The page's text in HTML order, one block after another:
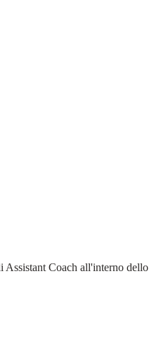
Assistant Coach all'interno dello